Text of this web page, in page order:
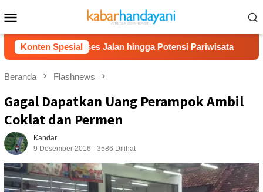
ke
kontenMobile
Konten Spesial
Akses Jalan hingga Potensi Pariwisata Film “Nalar”
Beranda Flashnews
Gagal Dapatkan Uang Perampok Ambil
Coklat dan Permen
Kandar
9 Desember 2016
3586 Dilihat